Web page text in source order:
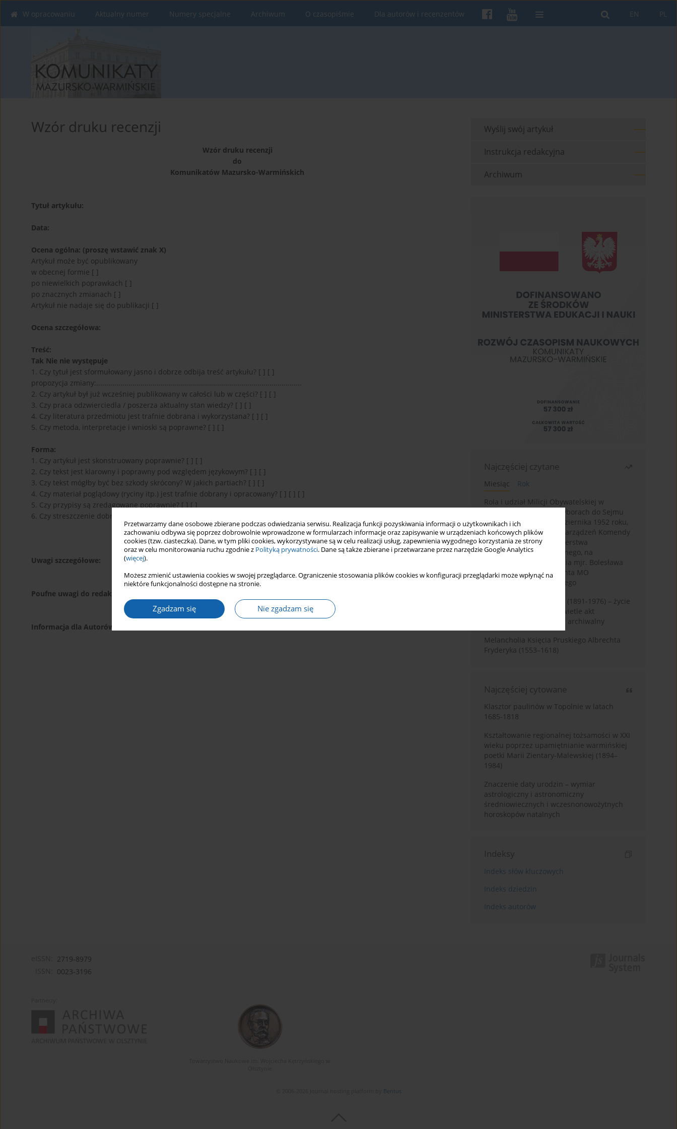
Przetwarzamy dane osobowe zbierane podczas odwiedzania serwisu. Realizacja funkcji pozyskiwania informacji o użytkownikach i ich
zachowaniu odbywa się poprzez dobrowolnie wprowadzone w formularzach informacje oraz zapisywanie w urządzeniach końcowych plików
cookies (tzw. ciasteczka). Dane, w tym pliki cookies, wykorzystywane są w celu realizacji usług, zapewnienia wygodnego korzystania ze strony
oraz w celu monitorowania ruchu zgodnie z Polityką prywatności. Dane są także zbierane i przetwarzane przez narzędzie Google Analytics
(więcej).
Możesz zmienić ustawienia cookies w swojej przeglądarce. Ograniczenie stosowania plików cookies w konfiguracji przeglądarki może wpłynąć na
niektóre funkcjonalności dostępne na stronie.
Zgadzam się Nie zgadzam się
PL
EN
W opracowaniu Aktualny numer Numery specjalne Archiwum O czasopiśmie Dla autorów i recenzentów
Wzór druku recenzji
Wzór druku recenzji
do
Komunikatów Mazursko-Warmińskich
Tytuł artykułu:
Data:
Ocena ogólna: (proszę wstawić znak X)
Artykuł może być opublikowany
w obecnej formie [ ]
po niewielkich poprawkach [ ]
po znacznych zmianach [ ]
Artykuł nie nadaje się do publikacji [ ]
Ocena szczegółowa:
Treść:
Tak Nie nie występuje
1. Czy tytuł jest sformułowany jasno i dobrze odbija treść artykułu? [ ] [ ]
propozycja zmiany:......................................................................................................
2. Czy artykuł był już wcześniej publikowany w całości lub w części? [ ] [ ]
3. Czy praca odzwierciedla / poszerza aktualny stan wiedzy? [ ] [ ]
4. Czy literatura przedmiotu jest trafnie dobrana i wykorzystana? [ ] [ ]
5. Czy metoda, interpretacje i wnioski są poprawne? [ ] [ ]
Forma:
1. Czy artykuł jest skonstruowany poprawnie? [ ] [ ]
2. Czy tekst jest klarowny i poprawny pod względem językowym? [ ] [ ]
3. Czy tekst mógłby być bez szkody skrócony? W jakich partiach? [ ] [ ]
4. Czy materiał poglądowy (ryciny itp.) jest trafnie dobrany i opracowany? [ ] [ ] [ ]
5. Czy przypisy są zredagowane poprawnie? [ ] [ ]
6. Czy streszczenie dobrze oddaje główne problemy pracy? [ ] [ ]
Uwagi szczegółowe:
Poufne uwagi do redakcji:
Informacja dla Autorów:
Wyślij swój artykuł
Instrukcja redakcyjna
Archiwum
Najczęściej czytane
Miesiąc
Rok
Rola i udział Milicji Obywatelskiej w
kampanii wyborczej i wyborach do Sejmu
PRL I kadencji z 26 października 1952 roku,
w świetle wytycznych i zarządzeń Komendy
Głównej MO oraz Ministerstwa
Bezpieczeństwa Publicznego, na
przykładzie sprawozdania mjr. Bolesława
Wyszyńskiego komendanta MO
województwa olsztyńskiego
Zygmunt Tadeusz Robel (1891-1976) – życie
i kariera zawodowa w świetle akt
osobowych. Rekonesans archiwalny
Melancholia Księcia Pruskiego Albrechta
Fryderyka (1553–1618)
Najczęściej cytowane
Klasztor paulinów w Topolnie w latach
1685-1818
Kształtowanie regionalnej tożsamości w XXI
wieku poprzez upamiętnianie warmińskiej
poetki Marii Zientary-Malewskiej (1894–
1984)
Znaczenie daty urodzin – wymiar
astrologiczny i astronomiczny
średniowiecznych i wczesnonowożytnych
horoskopów natalnych
Indeksy
Indeks słów kluczowych
Indeks dziedzin
Indeks autorów
2719-8979
0023-3196
Bentus